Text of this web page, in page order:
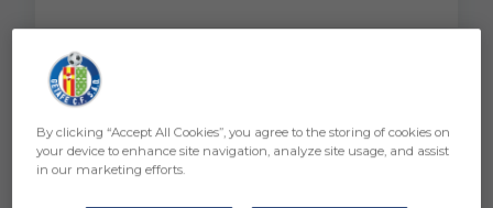
By clicking “Accept All Cookies”, you agree to the storing of cookies on
your device to enhance site navigation, analyze site usage, and assist
in our marketing efforts.